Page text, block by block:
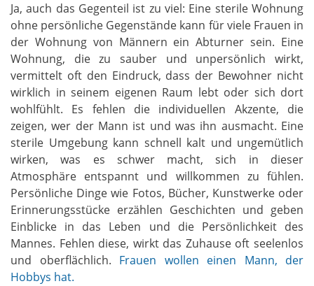
Ja, auch das Gegenteil ist zu viel: Eine sterile Wohnung
ohne persönliche Gegenstände kann für viele Frauen in
der Wohnung von Männern ein Abturner sein. Eine
Wohnung, die zu sauber und unpersönlich wirkt,
vermittelt oft den Eindruck, dass der Bewohner nicht
wirklich in seinem eigenen Raum lebt oder sich dort
wohlfühlt. Es fehlen die individuellen Akzente, die
zeigen, wer der Mann ist und was ihn ausmacht. Eine
sterile Umgebung kann schnell kalt und ungemütlich
wirken, was es schwer macht, sich in dieser
Atmosphäre entspannt und willkommen zu fühlen.
Persönliche Dinge wie Fotos, Bücher, Kunstwerke oder
Erinnerungsstücke erzählen Geschichten und geben
Einblicke in das Leben und die Persönlichkeit des
Mannes. Fehlen diese, wirkt das Zuhause oft seelenlos
und oberflächlich. Frauen wollen einen Mann, der
Hobbys hat.